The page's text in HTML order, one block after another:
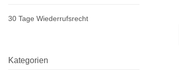
30 Tage Wiederrufsrecht
Kategorien